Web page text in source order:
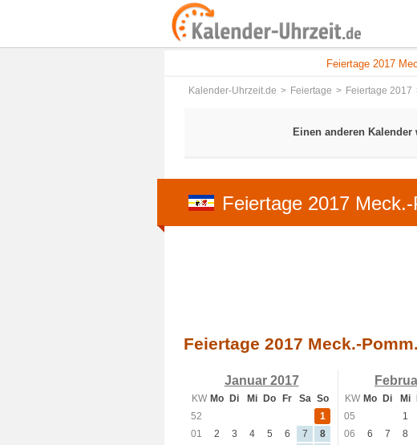
Feiertage 2017
Kalender-Uhrzeit.de Feiertage Feiertage 2017
Einen anderen Kalender
Feiertage 2017
Feiertage 2017 Meck.-
Januar 2017
KW Mo Di Mi Do Fr Sa So
52
1
01
2 3 4 5 6 7
8
KW Mo Di Mi
05
1
06
6 7 8